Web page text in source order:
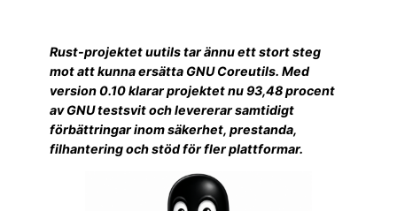
Rust-projektet uutils tar ännu ett stort steg
mot att kunna ersätta GNU Coreutils. Med
version 0.10 klarar projektet nu 93,48 procent
av GNU testsvit och levererar samtidigt
förbättringar inom säkerhet, prestanda,
filhantering och stöd för fler plattformar.